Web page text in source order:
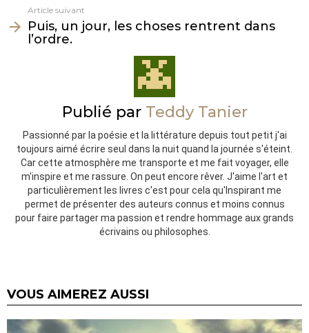
Article suivant
Puis, un jour, les choses rentrent dans
l’ordre.
Publié par Teddy Tanier
Passionné par la poésie et la littérature depuis tout petit j'ai
toujours aimé écrire seul dans la nuit quand la journée s'éteint.
Car cette atmosphère me transporte et me fait voyager, elle
m'inspire et me rassure. On peut encore rêver. J'aime l'art et
particulièrement les livres c'est pour cela qu'Inspirant me
permet de présenter des auteurs connus et moins connus
pour faire partager ma passion et rendre hommage aux grands
écrivains ou philosophes.
VOUS AIMEREZ AUSSI